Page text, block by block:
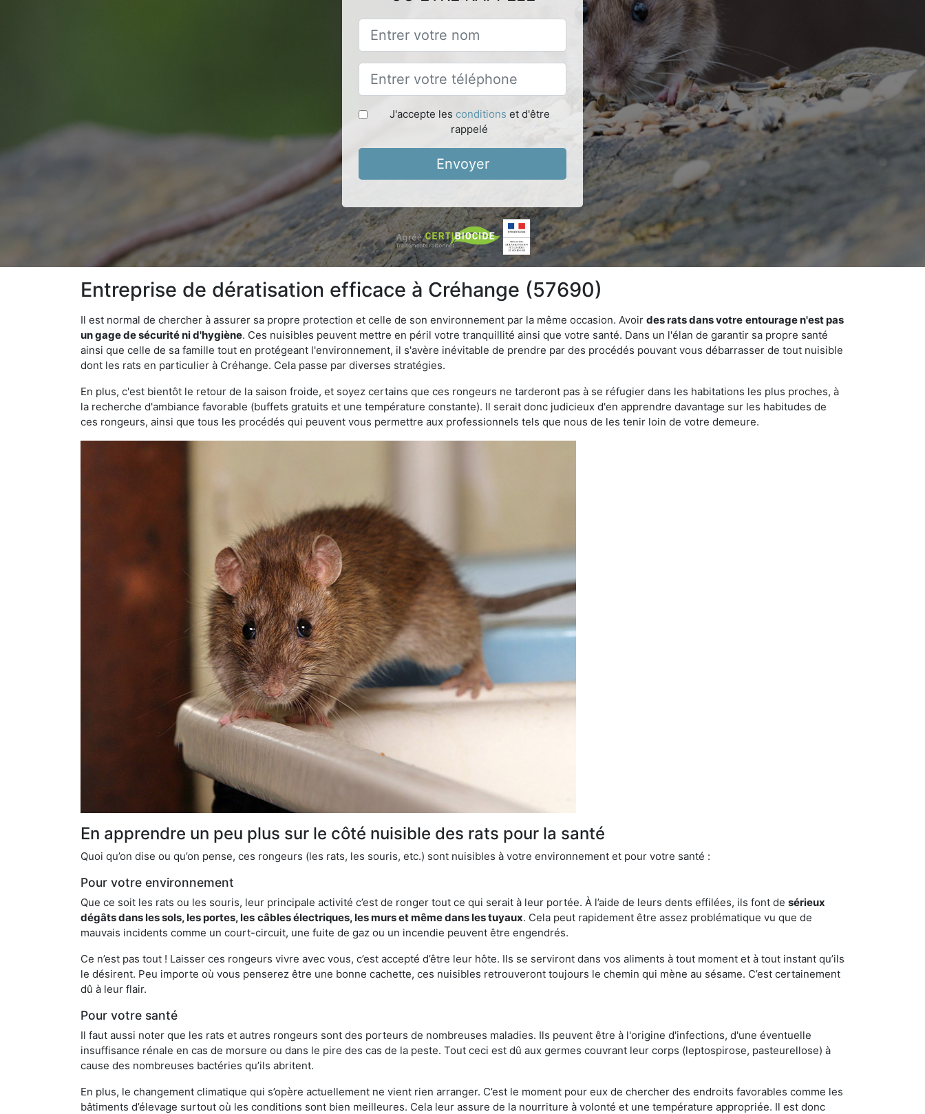
J'accepte les conditions et d'être
rappelé
Envoyer
Entreprise de dératisation efficace à Créhange (57690)
Il est normal de chercher à assurer sa propre protection et celle de son environnement par la même occasion. Avoir des rats dans votre entourage n'est pas
un gage de sécurité ni d'hygiène. Ces nuisibles peuvent mettre en péril votre tranquillité ainsi que votre santé. Dans un l'élan de garantir sa propre santé
ainsi que celle de sa famille tout en protégeant l'environnement, il s'avère inévitable de prendre par des procédés pouvant vous débarrasser de tout nuisible
dont les rats en particulier à Créhange. Cela passe par diverses stratégies.
En plus, c'est bientôt le retour de la saison froide, et soyez certains que ces rongeurs ne tarderont pas à se réfugier dans les habitations les plus proches, à
la recherche d'ambiance favorable (buffets gratuits et une température constante). Il serait donc judicieux d'en apprendre davantage sur les habitudes de
ces rongeurs, ainsi que tous les procédés qui peuvent vous permettre aux professionnels tels que nous de les tenir loin de votre demeure.
En apprendre un peu plus sur le côté nuisible des rats pour la santé
Quoi qu’on dise ou qu’on pense, ces rongeurs (les rats, les souris, etc.) sont nuisibles à votre environnement et pour votre santé :
Pour votre environnement
Que ce soit les rats ou les souris, leur principale activité c’est de ronger tout ce qui serait à leur portée. À l’aide de leurs dents effilées, ils font de sérieux
dégâts dans les sols, les portes, les câbles électriques, les murs et même dans les tuyaux. Cela peut rapidement être assez problématique vu que de
mauvais incidents comme un court-circuit, une fuite de gaz ou un incendie peuvent être engendrés.
Ce n’est pas tout ! Laisser ces rongeurs vivre avec vous, c’est accepté d’être leur hôte. Ils se serviront dans vos aliments à tout moment et à tout instant qu’ils
le désirent. Peu importe où vous penserez être une bonne cachette, ces nuisibles retrouveront toujours le chemin qui mène au sésame. C’est certainement
dû à leur flair.
Pour votre santé
Il faut aussi noter que les rats et autres rongeurs sont des porteurs de nombreuses maladies. Ils peuvent être à l'origine d'infections, d'une éventuelle
insuffisance rénale en cas de morsure ou dans le pire des cas de la peste. Tout ceci est dû aux germes couvrant leur corps (leptospirose, pasteurellose) à
cause des nombreuses bactéries qu’ils abritent.
En plus, le changement climatique qui s’opère actuellement ne vient rien arranger. C’est le moment pour eux de chercher des endroits favorables comme les
bâtiments d’élevage surtout où les conditions sont bien meilleures. Cela leur assure de la nourriture à volonté et une température appropriée. Il est donc